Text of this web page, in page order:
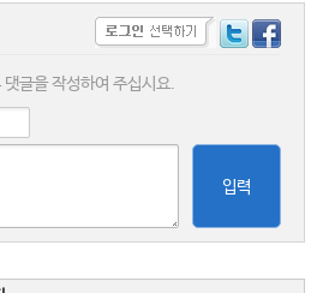
글을 작성하여 주십시요.
입력